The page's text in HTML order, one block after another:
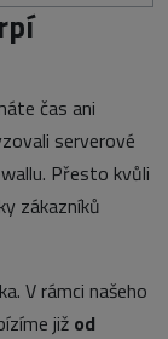
čas ani
serverové
Přesto kvůli
zákazníků
V rámci našeho
již od